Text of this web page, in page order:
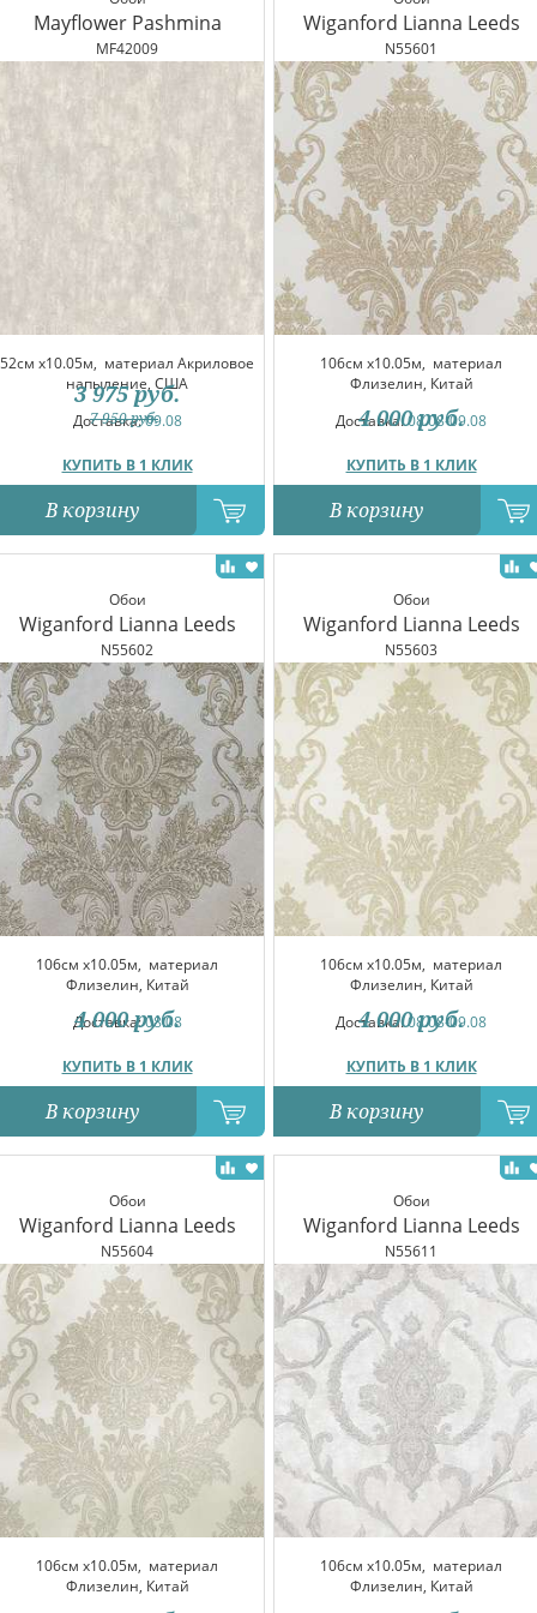
Mayflower Pashmina
MF42009
52см x10.05м, материал Акриловое
напыление, США
Доставка:09.08
КУПИТЬ В 1 КЛИК
7 950руб.
3 975 руб.
В корзину
Wiganford Lianna Leeds
N55601
106см x10.05м, материал
Флизелин, Китай
Доставка:08.08-09.08
КУПИТЬ В 1 КЛИК
4 000 руб.
В корзину
Обои
Wiganford Lianna Leeds
N55602
106см x10.05м, материал
Флизелин, Китай
Доставка:08.08
КУПИТЬ В 1 КЛИК
4 000 руб.
В корзину
Обои
Wiganford Lianna Leeds
N55603
106см x10.05м, материал
Флизелин, Китай
Доставка:08.08-09.08
КУПИТЬ В 1 КЛИК
4 000 руб.
В корзину
Обои
Wiganford Lianna Leeds
N55604
106см x10.05м, материал
Флизелин, Китай
Обои
Wiganford Lianna Leeds
N55611
106см x10.05м, материал
Флизелин, Китай